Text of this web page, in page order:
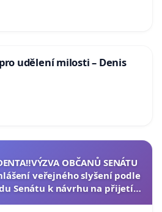
udělení milosti – Denis
OBČANŮ SENÁTU
veřejného slyšení podle
Senátu k návrhu na přijetí